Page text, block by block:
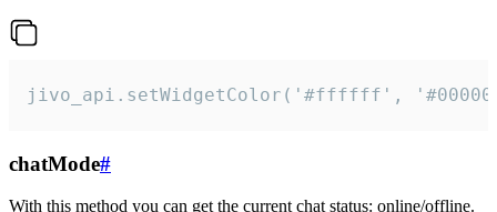
jivo_api.setWidgetColor('#ffffff',
chatMode#
With this method you can get the current chat status: online/offline.